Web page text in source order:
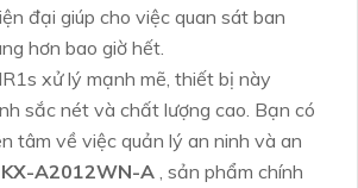
đại giúp cho việc quan sát ban
hơn bao giờ hết.
xử lý mạnh mẽ, thiết bị này
sắc nét và chất lượng cao. Bạn có
tâm về việc quản lý an ninh và an
KX-A2012WN-A , sản phẩm chính